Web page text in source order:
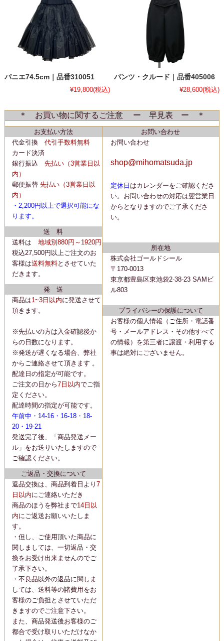
パニエ74.5cm｜品番310051
¥19,800(税込)
パンツ・クルード｜品番405006
¥28,600(税込)
＊ お買い物に関するご注意 ー 早見表 ー ＊
お支払い方法
代金引換
代引手数料無料
カード決済
銀行振込
先払い（3営業日以
内）
郵便振替 先払い（3営業日以
内）
・2,200円以上で選択可能にな
ります。
送 料
送料は 地域別880円～1920円
税込27,500円以上ご注文のお
客様は送料無料とさせていた
だきます。
発 送
商品は1~3日以内に発送させて
頂きます。
※先払いの方は入金確認後か
らの日数になります。
※発送が遅くなる場合、弊社
からご連絡させて頂きます 。
配達日の指定が可能です。
ご注文の日から7日以内でご指
定ください。
配達時間の指定が可能です。
午前中・14-16・16-18・18-
20・19-21
発送完了後、「商品発送メー
ル」をお送りいたしますので
ご確認ください。
ご返品・交換について
返品交換は、商品到着日より 7
日以内にご連絡いただき
商品のほうを弊社まで14日以
内にご返送お願いいたしま
す。
・但し、ご使用頂いた商品に
関しましては、一切返品・交
換をお受け出来ませんのでご
了承下さい。
・不良品以外の返品に関しま
しては、送料等の諸費用をお
客様のご負担とさせていただ
きますのでご注意下さい。
また、商品発送後お客様のご
都合で受け取りいただけなか
お問い合わせ
お問い合わせ
shop@mihomatsuda.jp
定休日 はカレンダーをご確認くださ
い。 お問い合わせの対応は翌営業日
からとなりますのでご了承くださ
い。
所在地
株式会社ゴールドシール
〒170-0013
東京都豊島区東池袋2-38-23 SAMビ
ル803
プライバシーの保護について
お客様の個人情報（ご住所・電話番
号・メールアドレス・その他すべて
の情報）を第三者に譲渡・利用する
事は絶対にございません。